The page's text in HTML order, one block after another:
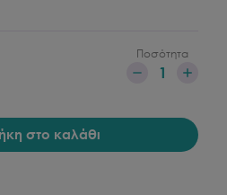
Ποσότητα
1
στο καλάθι